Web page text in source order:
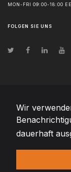
Wir
dauerhaft
MON-FRI 09:00-18:00
FOLGEN SIE UNS
© Urheberrecht2026
Changelog● Durch